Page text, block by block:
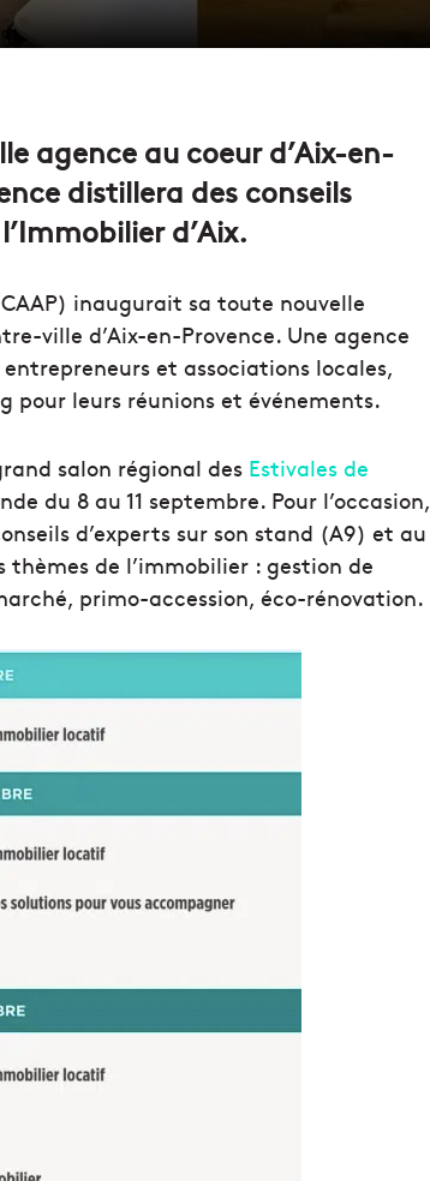
agence au coeur d’Aix-en-
distillera des conseils
d’Aix.
inaugurait sa toute nouvelle
ville d’Aix-en-Provence. Une agence
et associations locales,
pour leurs réunions et événements.
salon régional des Estivales de
du 8 au 11 septembre. Pour l’occasion,
d’experts sur son stand (A9) et au
thèmes de l’immobilier : gestion de
primo-accession, éco-rénovation.